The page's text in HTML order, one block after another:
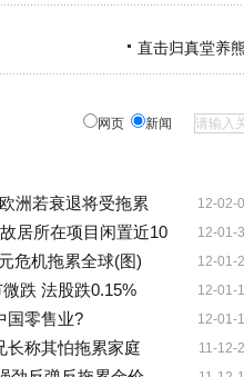
直击归真堂养
网页 新闻
12-02-
洲若衰退将受拖累
12-01-
居所在项目闲置近10
12-01-
危机拖累全球(图)
12-01-
跌 法股跌0.15%
12-01-
国零售业?
11-12-
长称其怕拖累家庭